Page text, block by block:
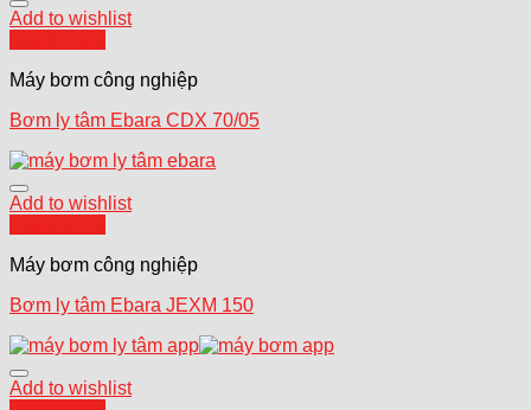
Add to wishlist
Máy bơm công nghiệp
Bơm ly tâm Ebara CDX 70/05
Add to wishlist
Máy bơm công nghiệp
Bơm ly tâm Ebara JEXM 150
Add to wishlist